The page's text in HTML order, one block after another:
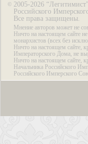
© 2005-2026
Российского
Все права защищены.
Мнение авторов может не
Ничто на настоящем сайте
монархистов (всех без
Ничто на настоящем сайте,
Императорского Дома, не
Ничто на настоящем сайте,
Начальника Российского
Российского Имперского